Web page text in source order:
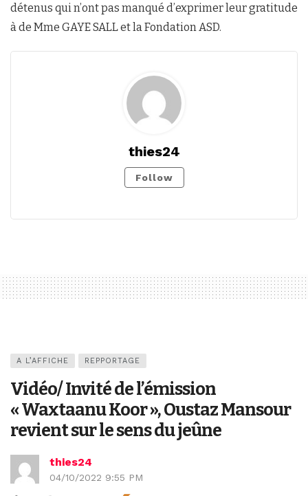
détenus qui n’ont pas manqué d’exprimer leur gratitude
à de Mme GAYE SALL et la Fondation ASD.
thies24
Follow
A L’AFFICHE REPPORTAGE
Vidéo/ Invité de l’émission
« Waxtaanu Koor », Oustaz Mansour
revient sur le sens du jeûne
thies24
04/10/2022 9:55 PM